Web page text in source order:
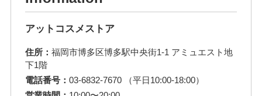
アットコスメストア
住所： 福岡市博多区博多駅中央街1-1 アミュエスト地
下1階
電話番号： 03-6832-7670 （平日10:00-18:00）